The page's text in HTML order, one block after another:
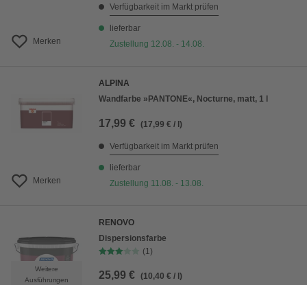
Merken
Verfügbarkeit im Markt prüfen
lieferbar
Zustellung 12.08. - 14.08.
Merken
ALPINA
Wandfarbe »PANTONE«, Nocturne, matt, 1 l
17,99 € (17,99 € / l)
Verfügbarkeit im Markt prüfen
lieferbar
Zustellung 11.08. - 13.08.
Weitere
Ausführungen
RENOVO
Dispersionsfarbe
(1)
25,99 € (10,40 € / l)